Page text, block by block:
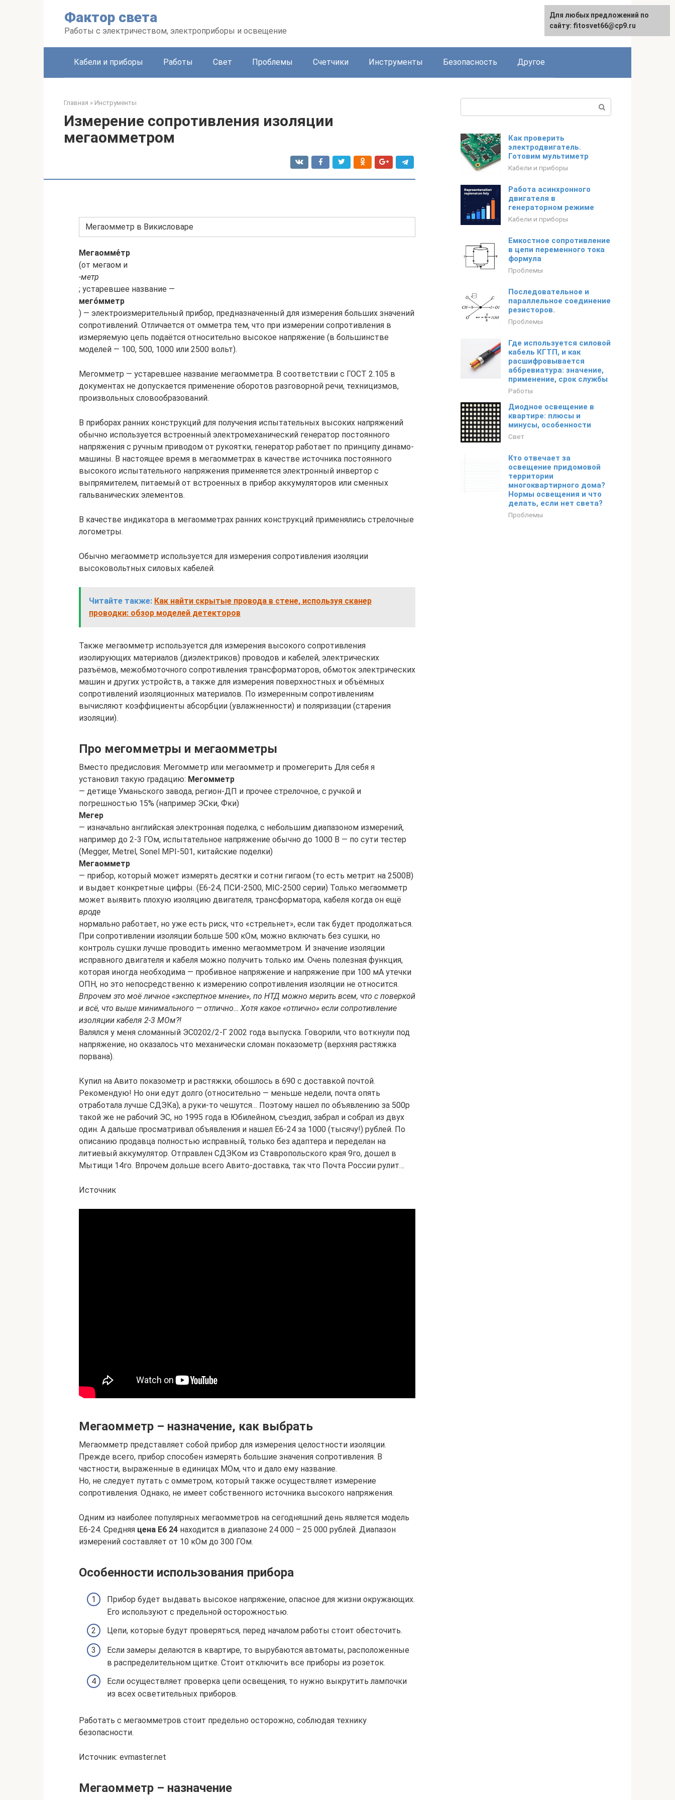
Фактор света
Работы с электричеством, электроприборы и освещение
English
Кабели и приборы Работы Свет Проблемы Счетчики Инструменты Безопасность Другое
Главная » Инструменты
Измерение сопротивления изоляции
мегаомметром
Мегаомметр в Викисловаре
Мегаомме́тр
(от мегаом и
-метр
; устаревшее название —
мего́мметр
) — электроизмерительный прибор, предназначенный для измерения больших значений
сопротивлений. Отличается от омметра тем, что при измерении сопротивления в
измеряемую цепь подаётся относительно высокое напряжение (в большинстве
моделей — 100, 500, 1000 или 2500 вольт).
Мегомметр — устаревшее название мегаомметра. В соответствии с ГОСТ 2.105 в
документах не допускается применение оборотов разговорной речи, техницизмов,
произвольных словообразований.
В приборах ранних конструкций для получения испытательных высоких напряжений
обычно используется встроенный электромеханический генератор постоянного
напряжения с ручным приводом от рукоятки, генератор работает по принципу динамо-
машины. В настоящее время в мегаомметрах в качестве источника постоянного
высокого испытательного напряжения применяется электронный инвертор с
выпрямителем, питаемый от встроенных в прибор аккумуляторов или сменных
гальванических элементов.
В качестве индикатора в мегаомметрах ранних конструкций применялись стрелочные
логометры.
Обычно мегаомметр используется для измерения сопротивления изоляции
высоковольтных силовых кабелей.
Читайте также: Как найти скрытые провода в стене, используя сканер
проводки: обзор моделей детекторов
Также мегаомметр используется для измерения высокого сопротивления
изолирующих материалов (диэлектриков) проводов и кабелей, электрических
разъёмов, межобмоточного сопротивления трансформаторов, обмоток электрических
машин и других устройств, а также для измерения поверхностных и объёмных
сопротивлений изоляционных материалов. По измеренным сопротивлениям
вычисляют коэффициенты абсорбции (увлажненности) и поляризации (старения
изоляции).
Про мегомметры и мегаомметры
Вместо предисловия: Мегомметр или мегаомметр и промегерить Для себя я
установил такую градацию: Мегомметр
— детище Уманьского завода, регион-ДП и прочее стрелочное, с ручкой и
погрешностью 15% (например ЭСки, Фки)
Мегер
— изначально английская электронная поделка, с небольшим диапазоном измерений,
например до 2-3 ГОм, испытательное напряжение обычно до 1000 В — по сути тестер
(Megger, Metrel, Sonel MPI-501, китайские поделки)
Мегаомметр
— прибор, который может измерять десятки и сотни гигаом (то есть метрит на 2500В)
и выдает конкретные цифры. (Е6-24, ПСИ-2500, MIC-2500 серии) Только мегаомметр
может выявить плохую изоляцию двигателя, трансформатора, кабеля когда он ещё
вроде
нормально работает, но уже есть риск, что «стрельнет», если так будет продолжаться.
При сопротивлении изоляции больше 500 кОм, можно включать без сушки, но
контроль сушки лучше проводить именно мегаомметром. И значение изоляции
исправного двигателя и кабеля можно получить только им. Очень полезная функция,
которая иногда необходима — пробивное напряжение и напряжение при 100 мА утечки
ОПН, но это непосредственно к измерению сопротивления изоляции не относится.
Впрочем это моё личное «экспертное мнение», по НТД можно мерить всем, что с поверкой
и всё, что выше минимального — отлично… Хотя какое «отлично» если сопротивление
изоляции кабеля 2-3 МОм?!
Валялся у меня сломанный ЭС0202/2-Г 2002 года выпуска. Говорили, что воткнули под
напряжение, но оказалось что механически сломан показометр (верхняя растяжка
порвана).
Купил на Авито показометр и растяжки, обошлось в 690 с доставкой почтой.
Рекомендую! Но они едут долго (относительно — меньше недели, почта опять
отработала лучше СДЭКа), а руки-то чешутся… Поэтому нашел по объявлению за 500р
такой же не рабочий ЭС, но 1995 года в Юбилейном, съездил, забрал и собрал из двух
один. А дальше просматривал объявления и нашел Е6-24 за 1000 (тысячу!) рублей. По
описанию продавца полностью исправный, только без адаптера и переделан на
литиевый аккумулятор. Отправлен СДЭКом из Ставропольского края 9го, дошел в
Мытищи 14го. Впрочем дольше всего Авито-доставка, так что Почта России рулит…
Источник
Мегаомметр – назначение, как выбрать
Мегаомметр представляет собой прибор для измерения целостности изоляции.
Прежде всего, прибор способен измерять большие значения сопротивления. В
частности, выраженные в единицах МОм, что и дало ему название.
Но, не следует путать с омметром, который также осуществляет измерение
сопротивления. Однако, не имеет собственного источника высокого напряжения.
Одним из наиболее популярных мегаомметров на сегодняшний день является модель
Е6-24. Средняя цена Е6 24 находится в диапазоне 24 000 – 25 000 рублей. Диапазон
измерений составляет от 10 кОм до 300 ГОм.
Особенности использования прибора
Прибор будет выдавать высокое напряжение, опасное для жизни окружающих.
Его используют с предельной осторожностью.
Цепи, которые будут проверяться, перед началом работы стоит обесточить.
Если замеры делаются в квартире, то вырубаются автоматы, расположенные
в распределительном щитке. Стоит отключить все приборы из розеток.
Если осуществляет проверка цепи освещения, то нужно выкрутить лампочки
из всех осветительных приборов.
Работать с мегаомметров стоит предельно осторожно, соблюдая технику
безопасности.
Источник: evmaster.net
Мегаомметр – назначение
Как проверить
электродвигатель.
Готовим мультиметр
Кабели и приборы
Работа асинхронного
двигателя в
генераторном режиме
Кабели и приборы
Емкостное сопротивление
в цепи переменного тока
формула
Проблемы
Последовательное и
параллельное соединение
резисторов.
Проблемы
Где используется силовой
кабель КГТП, и как
расшифровывается
аббревиатура: значение,
применение, срок службы
Работы
Диодное освещение в
квартире: плюсы и
минусы, особенности
Свет
Кто отвечает за
освещение придомовой
территории
многоквартирного дома?
Нормы освещения и что
делать, если нет света?
Проблемы
Для любых предложений по
сайту: fitosvet66@cp9.ru